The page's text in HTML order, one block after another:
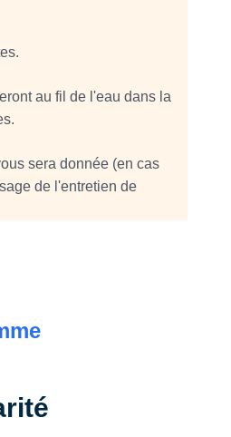
au fil de l'eau dans la
sera donnée (en cas
de l'entretien de